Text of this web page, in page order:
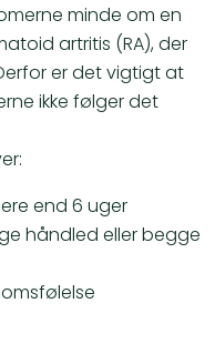
minde om en
artritis (RA), der
er det vigtigt at
ikke følger det
end 6 uger
håndled eller begge